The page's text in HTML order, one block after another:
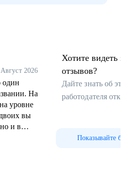
Август 2026
один
На
вы
и в
Хотите видеть
отзывов?
Дайте знать об
работодателя
Показывайте